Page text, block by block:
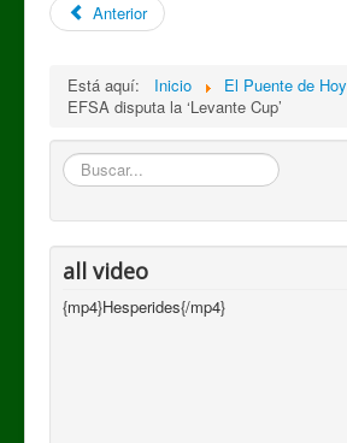
Anterior
Está aquí: Inicio El Puente de Hoy
EFSA disputa la ‘Levante Cup’
Buscar
all video
{mp4}Hesperides{/mp4}